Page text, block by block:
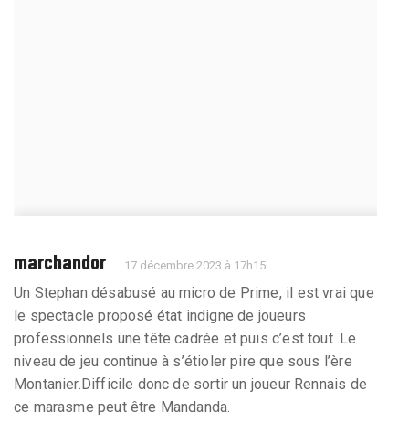
marchandor 17 décembre 2023 à 17h15
Un Stephan désabusé au micro de Prime, il est vrai que
le spectacle proposé état indigne de joueurs
professionnels une tête cadrée et puis c’est tout .Le
niveau de jeu continue à s’étioler pire que sous l’ère
Montanier.Difficile donc de sortir un joueur Rennais de
ce marasme peut être Mandanda.